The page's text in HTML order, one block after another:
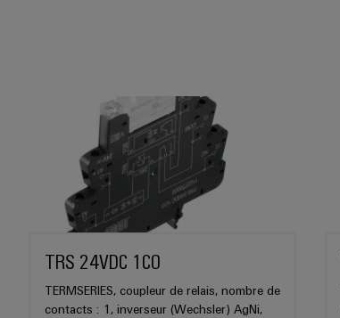
TRS 24VDC 1CO
TERMSERIES, coupleur de relais, nombre de
contacts : 1, inverseur (Wechsler) AgNi,